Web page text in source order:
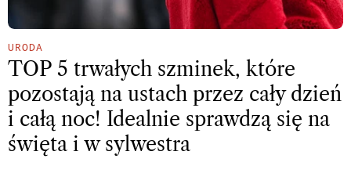
URODA
TOP 5 trwałych szminek, które
pozostają na ustach przez cały dzień
i całą noc! Idealnie sprawdzą się na
święta i w sylwestra